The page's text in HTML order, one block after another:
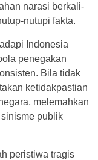
narasi berkali-
nutupi fakta.
Indonesia
penegakan
Bila tidak
ketidakpastian
melemahkan
publik
peristiwa tragis